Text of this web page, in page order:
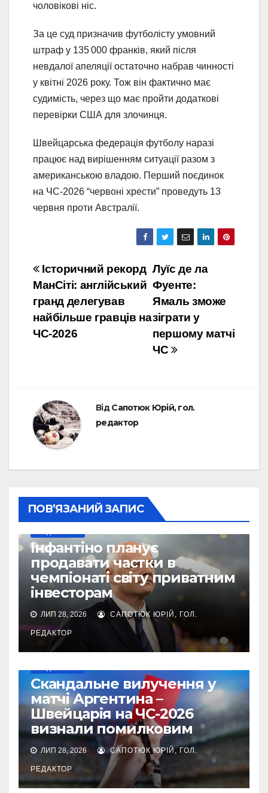
чоловікові ніс.
За це суд призначив футболісту умовний
штраф у 135 000 франків, який після
невдалої апеляції остаточно набрав чинності
у квітні 2026 року. Тож він фактично має
судимість, через що має пройти додаткові
перевірки США для злочинця.
Швейцарська федерація футболу наразі
працює над вирішенням ситуації разом з
американською владою. Перший поєдинок
на ЧС-2026 “червоні хрести” проведуть 13
червня проти Австралії.
Навігація
записів
Луїс де ла
Фуенте:
Ямаль зможе
зіграти у
першому матчі
ЧС
Історичний рекорд
МанСіті: англійський
гранд делегував
найбільше гравців на
ЧС-2026
ВідСапотюк Юрій, гол.
редактор
ПОВ’ЯЗАНИЙ ЗАПИС
Інфантіно планує
продавати частки в
чемпіонаті світу приватним
інвесторам
ЛИП 28, 2026 САПОТЮК ЮРІЙ, ГОЛ.
РЕДАКТОР
Cкандальне вилучення у
матчі Аргентина –
Швейцарія на ЧС-2026
визнали помилковим
ЛИП 28, 2026 САПОТЮК ЮРІЙ, ГОЛ.
РЕДАКТОР